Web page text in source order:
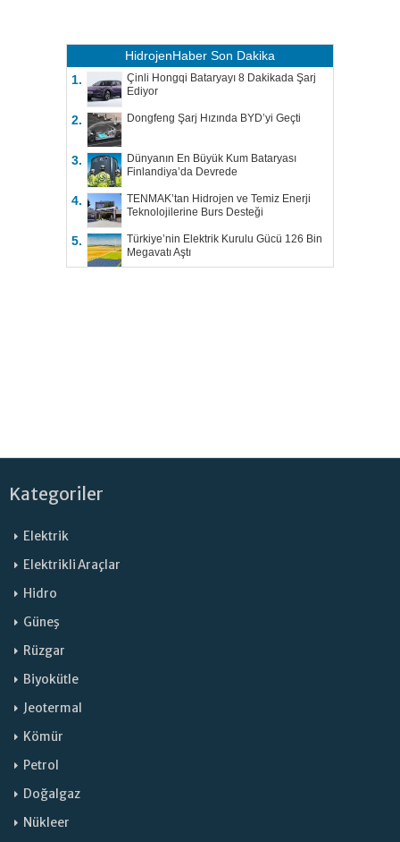
HidrojenHaber Son Dakika
1.
Çinli Hongqi Bataryayı 8 Dakikada Şarj
Ediyor
2. Dongfeng Şarj Hızında BYD’yi Geçti
3.
Dünyanın En Büyük Kum Bataryası
Finlandiya’da Devrede
4.
TENMAK’tan Hidrojen ve Temiz Enerji
Teknolojilerine Burs Desteği
5.
Türkiye’nin Elektrik Kurulu Gücü 126 Bin
Megavatı Aştı
Kategoriler
Elektrik
Elektrikli Araçlar
Hidro
Güneş
Rüzgar
Biyokütle
Jeotermal
Kömür
Petrol
Doğalgaz
Nükleer